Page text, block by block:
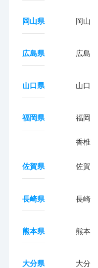
岡山県 岡山
広島県 広島
山口県 山口
福岡県 福岡
香椎
佐賀県 佐賀
長崎県 長崎
熊本県 熊本
大分県 大分